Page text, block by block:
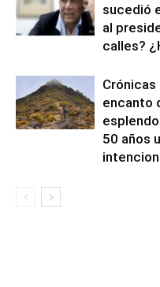
sucedió
al
calles?
encanto
50 años